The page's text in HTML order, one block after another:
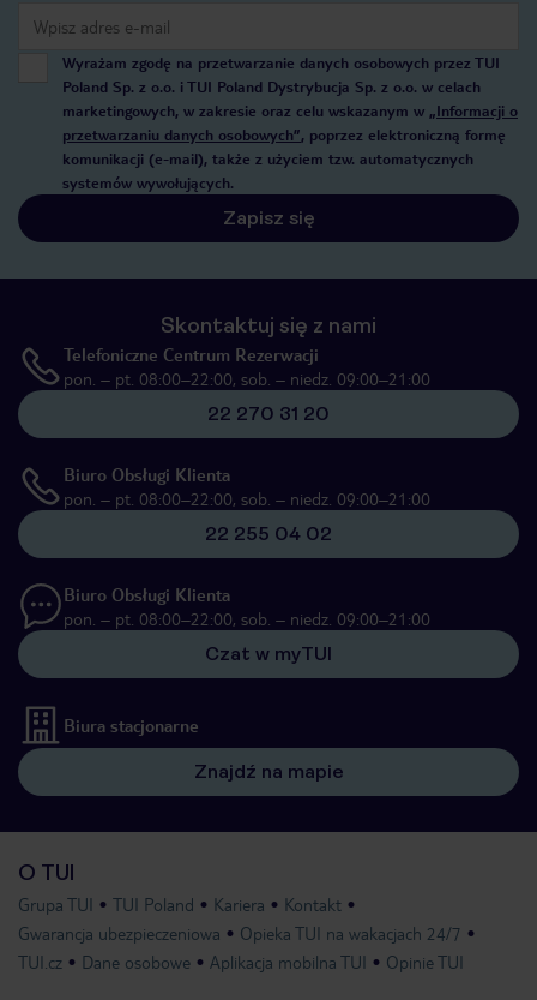
Wyrażam zgodę na przetwarzanie danych osobowych przez TUI
Poland Sp. z o.o. i TUI Poland Dystrybucja Sp. z o.o. w celach
marketingowych, w zakresie oraz celu wskazanym w „Informacji o
przetwarzaniu danych osobowych”, poprzez elektroniczną formę
komunikacji (e-mail), także z użyciem tzw. automatycznych
systemów wywołujących.
Zapisz się
Skontaktuj się z nami
Telefoniczne Centrum Rezerwacji
pon. – pt. 08:00–22:00, sob. – niedz. 09:00–21:00
22 270 31 20
Biuro Obsługi Klienta
pon. – pt. 08:00–22:00, sob. – niedz. 09:00–21:00
22 255 04 02
Biuro Obsługi Klienta
pon. – pt. 08:00–22:00, sob. – niedz. 09:00–21:00
Czat w myTUI
Biura stacjonarne
Znajdź na mapie
O TUI
Grupa TUI TUI Poland Kariera
Kontakt
Gwarancja ubezpieczeniowa
Opieka TUI na wakacjach 24/7
TUI.cz
Dane osobowe Aplikacja mobilna TUI Opinie TUI